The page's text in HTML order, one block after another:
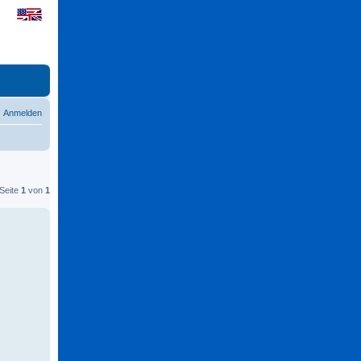
Anmelden
1 von 1